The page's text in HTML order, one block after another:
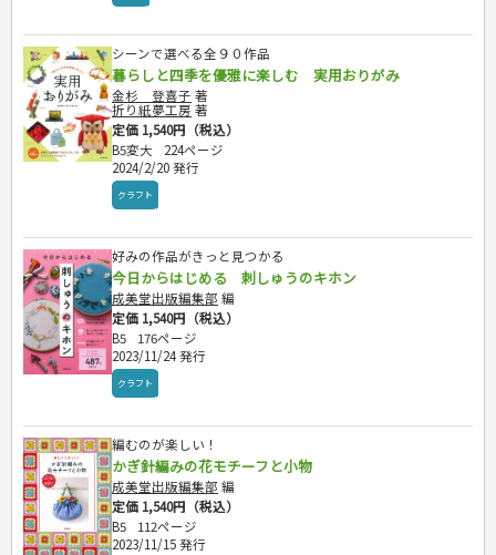
シーンで選べる全９０作品
暮らしと四季を優雅に楽しむ 実用おりがみ
金杉 登喜子 著
折り紙夢工房 著
定価 1,540円（税込）
B5変大
224ページ
2024/2/20 発行
クラフト
好みの作品がきっと見つかる
今日からはじめる 刺しゅうのキホン
成美堂出版編集部 編
定価 1,540円（税込）
B5
176ページ
2023/11/24 発行
クラフト
編むのが楽しい！
かぎ針編みの花モチーフと小物
成美堂出版編集部 編
定価 1,540円（税込）
B5
112ページ
2023/11/15 発行